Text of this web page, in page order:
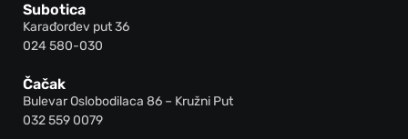
Subotica
Karađorđev put 36
024 580-030
Čačak
Bulevar Oslobodilaca 86 – Kružni Put
032 559 0079